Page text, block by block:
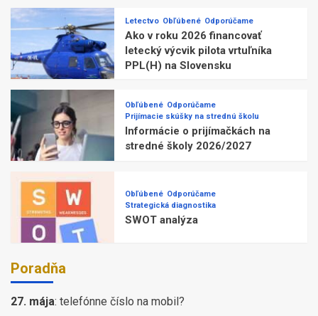
Letectvo Obľúbené Odporúčame
Ako v roku 2026 financovať
letecký výcvik pilota vrtuľníka
PPL(H) na Slovensku
Obľúbené Odporúčame
Prijímacie skúšky na strednú školu
Informácie o prijímačkách na
stredné školy 2026/2027
Obľúbené Odporúčame
Strategická diagnostika
SWOT analýza
Poradňa
27. mája: telefónne číslo na mobil?